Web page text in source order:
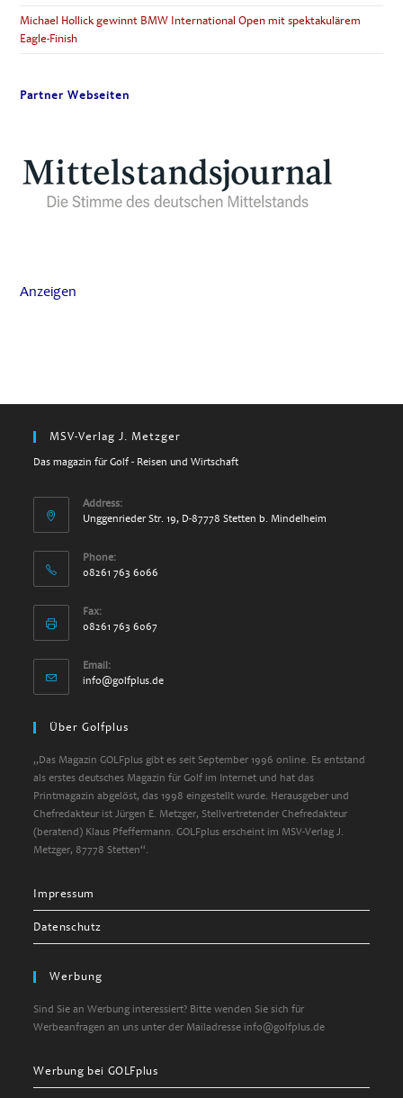
Michael Hollick gewinnt BMW International Open mit spektakulärem
Eagle-Finish
Partner Webseiten
Anzeigen
MSV-Verlag J. Metzger
Das magazin für Golf - Reisen und Wirtschaft
Address:
Unggenrieder Str. 19, D-87778 Stetten b. Mindelheim
Phone:
08261 763 6066
Fax:
08261 763 6067
Email:
info@golfplus.de
Über Golfplus
„Das Magazin GOLFplus gibt es seit September 1996 online. Es entstand
als erstes deutsches Magazin für Golf im Internet und hat das
Printmagazin abgelöst, das 1998 eingestellt wurde. Herausgeber und
Chefredakteur ist Jürgen E. Metzger, Stellvertretender Chefredakteur
(beratend) Klaus Pfeffermann. GOLFplus erscheint im MSV-Verlag J.
Metzger, 87778 Stetten“.
Impressum
Datenschutz
Werbung
Sind Sie an Werbung interessiert? Bitte wenden Sie sich für
Werbeanfragen an uns unter der Mailadresse info@golfplus.de
Werbung bei GOLFplus